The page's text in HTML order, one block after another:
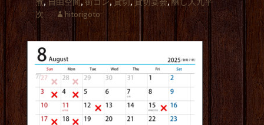
次
hitorigoto